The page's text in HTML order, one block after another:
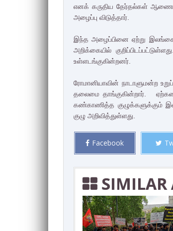
எனக் கருதிய தேர்தல்கள்
அழைப்பு விடுத்தார்.
இந்த அழைப்பினை ஏற்று இலங்கை
அறிக்கையில்
உள்ளடங்குகின்றனர்.
ரோமானியாவின் நாடாளுமன்ற
தலைமை தாங்குகின்றார்.
கண்காணித்த குழுக்களுக்கும்
குழு அறிவித்துள்ளது.
Facebook
SIMILAR